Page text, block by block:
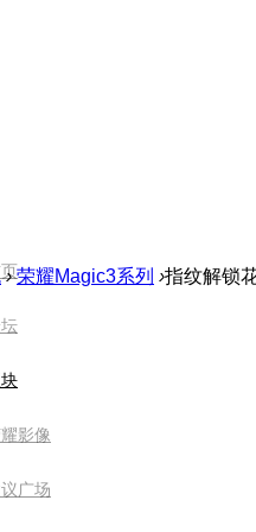
影像
广场
› 荣耀Magic3系列 ›指纹解锁